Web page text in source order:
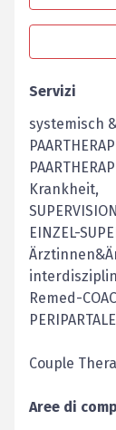
Servizi
systemisch
Krankheit,
EINZEL-
Remed-
Couple
Aree di